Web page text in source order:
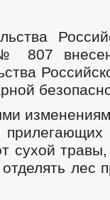
807
сухой
лес